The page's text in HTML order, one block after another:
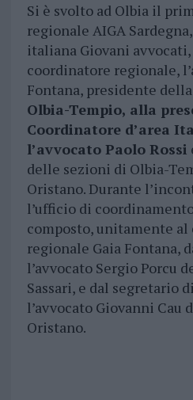
Si è svolto ad Olbia il
regionale AIGA
italiana Giovani
coordinatore regionale,
Fontana, presidente
Olbia-Tempio, alla
Coordinatore d’area
l’avvocato Paolo Rossi
delle sezioni di Olbia-
Oristano. Durante
l’ufficio di
composto, unitamente
regionale Gaia Fontana,
l’avvocato Sergio Porcu
Sassari, e dal segretario
l’avvocato Giovanni Cau
Oristano.